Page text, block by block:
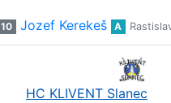
10 Jozef Kerekeš A
HC KLIVENT Slanec